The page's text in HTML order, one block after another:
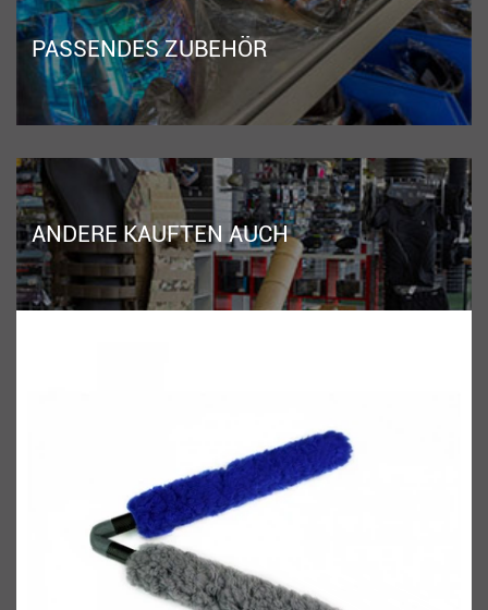
PASSENDES ZUBEHÖR
ANDERE KAUFTEN AUCH